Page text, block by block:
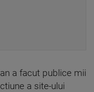
a facut publice mii
a site-ului